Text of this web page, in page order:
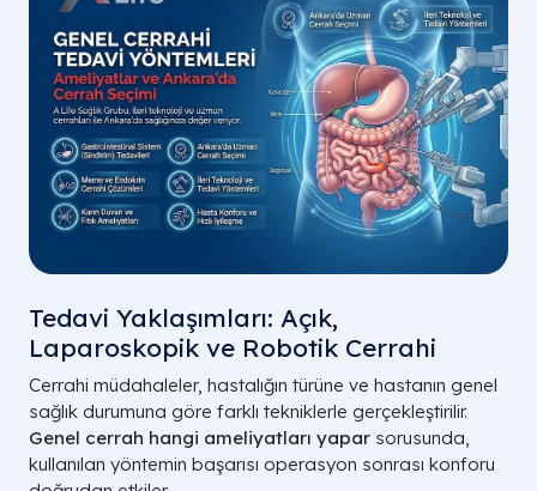
Tedavi Yaklaşımları: Açık,
Laparoskopik ve Robotik Cerrahi
Cerrahi müdahaleler, hastalığın türüne ve hastanın genel
sağlık durumuna göre farklı tekniklerle gerçekleştirilir.
Genel cerrah hangi ameliyatları yapar sorusunda,
kullanılan yöntemin başarısı operasyon sonrası konforu